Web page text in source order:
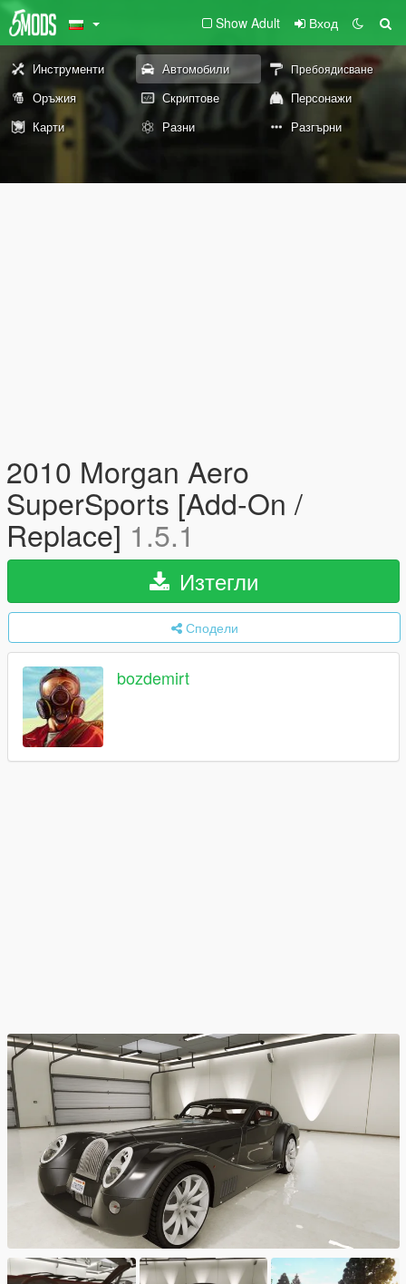
Show Adult Вход
Инструменти Автомобили Пребоядисване
Оръжия Скриптове
Персонажи
Карти
Разни Разгърни
2010 Morgan Aero
SuperSports [Add-On /
Replace] 1.5.1
Изтегли
Сподели
bozdemirt